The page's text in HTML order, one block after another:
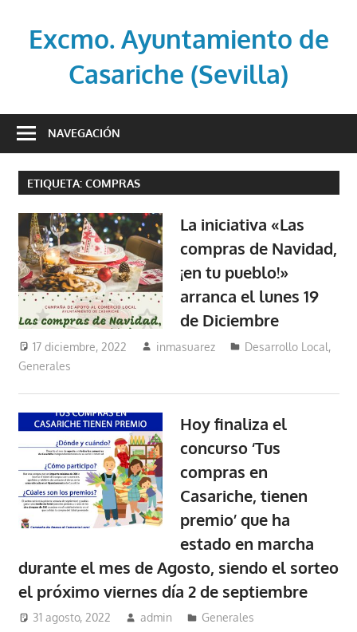
contenidoExcmo. Ayuntamiento de
Casariche (Sevilla)
oficial
Ayuntamiento
de
Casariche
(Sevilla)
NAVEGACIÓN
ETIQUETA: COMPRAS
La iniciativa «Las
compras de Navidad,
¡en tu pueblo!»
arranca el lunes 19
de Diciembre
17 diciembre, 2022 inmasuarez Desarrollo Local,
Generales
Hoy finaliza el
concurso ‘Tus
compras en
Casariche, tienen
premio’ que ha
estado en marcha
durante el mes de Agosto, siendo el sorteo
el próximo viernes día 2 de septiembre
31 agosto, 2022 admin Generales